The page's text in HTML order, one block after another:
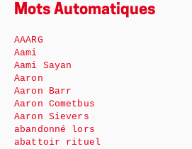
Mots Automatiques
AAARG
Aami
Aami Sayan
Aaron
Aaron Barr
Aaron Cometbus
Aaron Sievers
abandonné lors
abattoir rituel